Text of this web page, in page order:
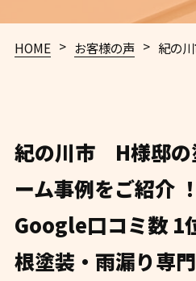
HOME > お客様の声 > 紀の川市 H
紀の川市 H様邸の
ーム事例をご紹介
Google口コミ数 1
根塗装・雨漏り専